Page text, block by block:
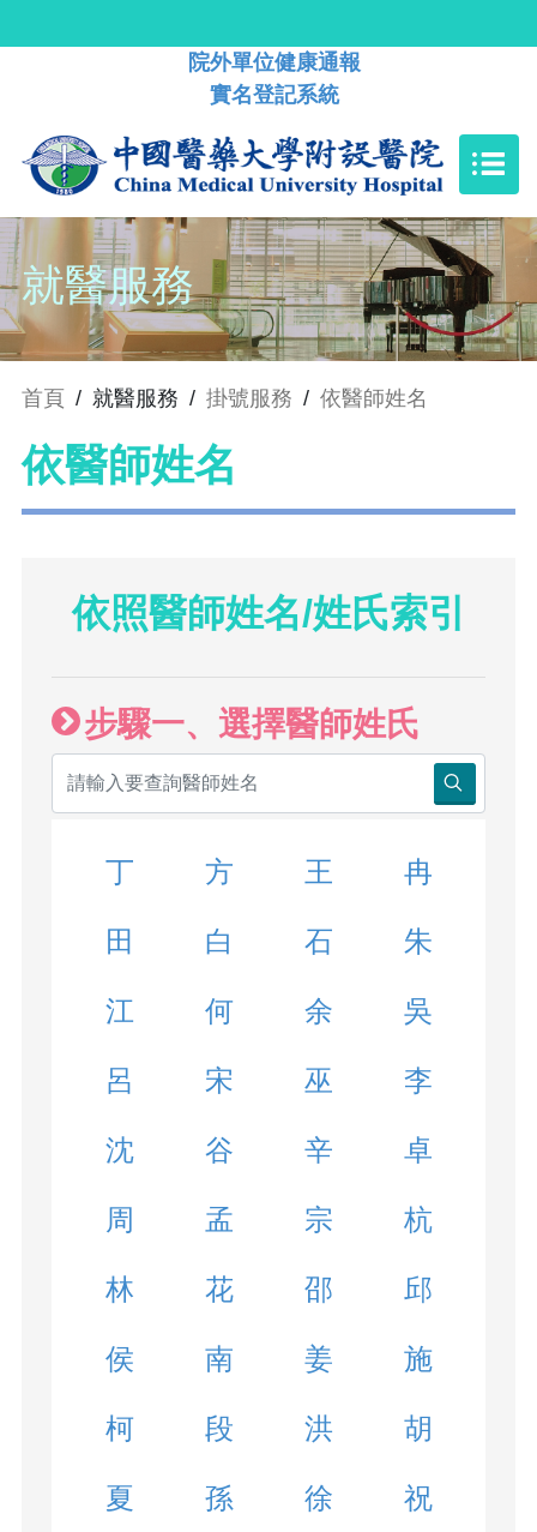
院外單位健康通報
實名登記系統
就醫服務
首頁 / 就醫服務 / 掛號服務 / 依醫師姓名
依醫師姓名
依照醫師姓名/姓氏索引
步驟一、選擇醫師姓氏
丁 方 王 冉
田 白 石 朱
江 何 余 吳
呂 宋 巫 李
沈 谷 辛 卓
周 孟 宗 杭
林 花 邵 邱
侯 南 姜 施
柯 段 洪 胡
夏 孫 徐 祝